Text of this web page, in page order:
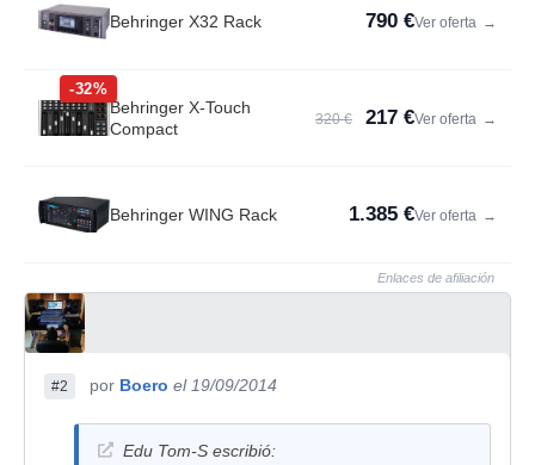
Behringer X32 Rack 790 €Ver oferta →
-32%
Behringer X-Touch
Compact
320 € 217 €Ver oferta →
Behringer WING Rack 1.385 €Ver oferta →
Enlaces de afiliación
#2 por Boero el 19/09/2014
Edu Tom-S escribió: